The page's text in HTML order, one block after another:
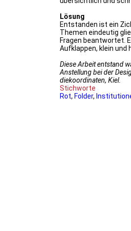
Lösung
Entstanden ist ein
Themen eindeutig
Fragen beantwortet.
Aufklappen, klein und
Diese Arbeit entstand
Anstellung bei der
diekoordinaten, Kiel.
Stichworte
Rot, Folder,